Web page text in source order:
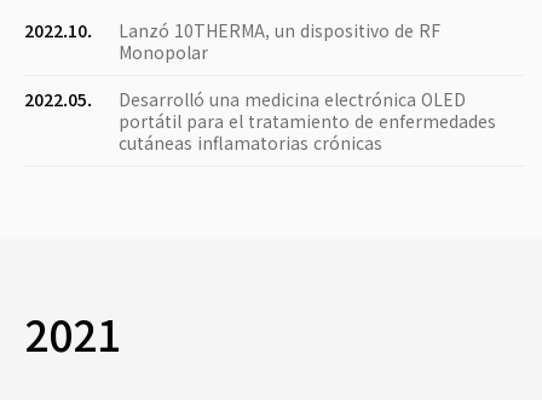
2022.10.
Lanzó 10THERMA, un dispositivo de RF
Monopolar
2022.05.
Desarrolló una medicina electrónica OLED
portátil para el tratamiento de enfermedades
cutáneas inflamatorias crónicas
2021